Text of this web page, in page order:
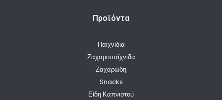
Προϊόντα
Παιχνίδια
Ζαχαροπαίχνιδα
Ζαχαρώδη
Snacks
Είδη Καπνιστού